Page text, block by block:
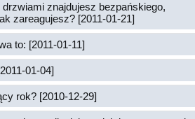
znajdujesz bezpańskiego,
zareagujesz? [2011-01-21]
to: [2011-01-11]
01-04]
rok? [2010-12-29]